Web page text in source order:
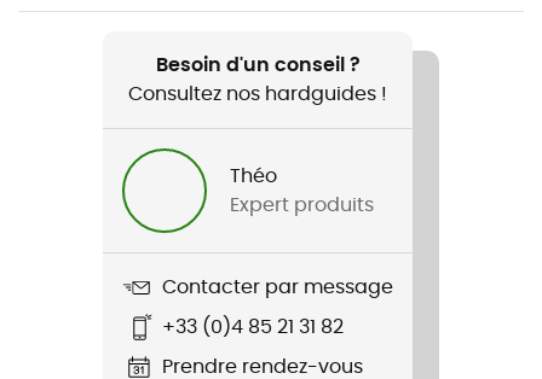
Ski alpin / Ski / Snowboard / Ski all mountain
Homme / Femme
Nom du produit
Besoin d'un conseil ?
Consultez nos hardguides !
Théo
Expert produits
Contacter par message
+33 (0)4 85 21 31 82
Prendre rendez-vous